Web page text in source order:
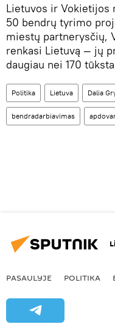
Lietuvos ir Vokietijos
50 bendrų tyrimo
miestų partnerysčių,
renkasi Lietuvą — jų
daugiau nei 170
Politika Lietuva Dalia
bendradarbiavimas
PASAULYJE POLITIKA